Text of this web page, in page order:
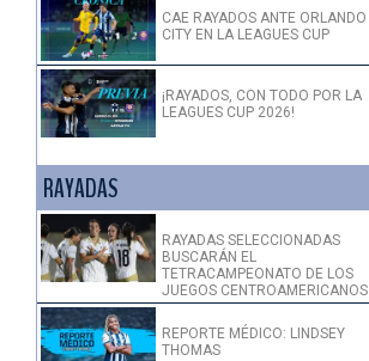
CAE RAYADOS ANTE ORLANDO
CITY EN LA LEAGUES CUP
¡RAYADOS, CON TODO POR LA
LEAGUES CUP 2026!
RAYADAS
RAYADAS SELECCIONADAS
BUSCARÁN EL
TETRACAMPEONATO DE LOS
JUEGOS CENTROAMERICANOS
REPORTE MÉDICO: LINDSEY
THOMAS